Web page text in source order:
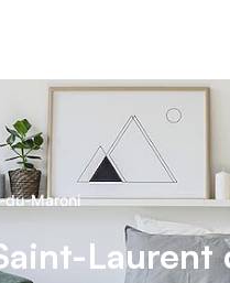
du-Maroni
Laurent